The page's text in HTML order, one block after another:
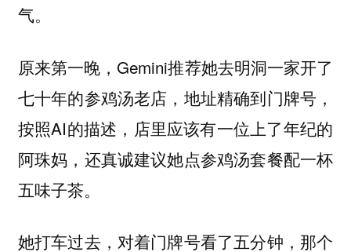
气。
原来第一晚，Gemini推荐她去明洞一家开了
七十年的参鸡汤老店，地址精确到门牌号，
按照AI的描述，店里应该有一位上了年纪的
阿珠妈，还真诚建议她点参鸡汤套餐配一杯
五味子茶。
她打车过去，对着门牌号看了五分钟，那个